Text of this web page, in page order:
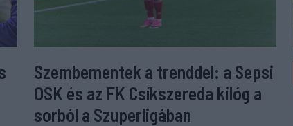
Szembementek a trenddel: a Sepsi
OSK és az FK Csíkszereda kilóg a
sorból a Szuperligában